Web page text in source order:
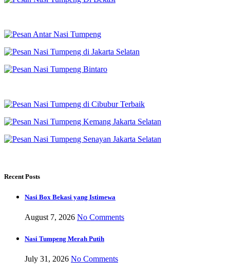
Recent Posts
Nasi Box Bekasi yang Istimewa
August 7, 2026 No Comments
Nasi Tumpeng Merah Putih
July 31, 2026 No Comments